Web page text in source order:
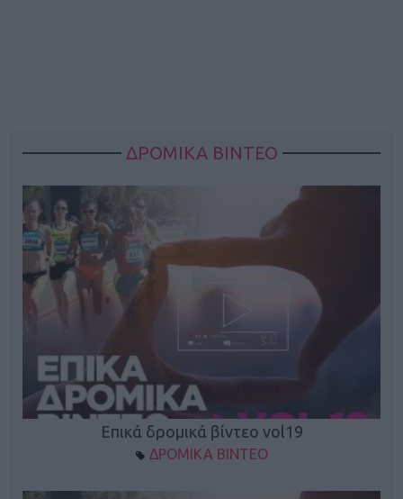
ΔΡΟΜΙΚΑ ΒΙΝΤΕΟ
Επικά δρομικά βίντεο vol19
ΔΡΟΜΙΚΑ ΒΙΝΤΕΟ